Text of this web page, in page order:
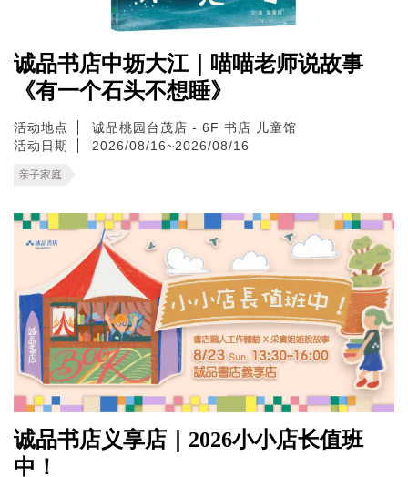
诚品书店中坜大江｜喵喵老师说故事
《有一个石头不想睡》
活动地点
诚品桃园台茂店 - 6F 书店 儿童馆
活动日期
2026/08/16~2026/08/16
亲子家庭
诚品书店义享店｜2026小小店长值班
中！